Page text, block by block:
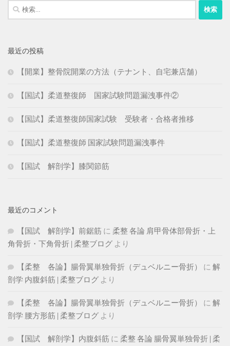
検
索:
最近の投稿
【開業】整骨院開業の方法（テナント、自宅兼店舗）
【国試】柔道整復師 国家試験問題漏洩事件②
【国試】柔道整復師国家試験 受験者・合格者推移
【国試】柔道整復師 国家試験問題漏洩事件
【国試 解剖学】膝関節筋
最近のコメント
【国試 解剖学】前鋸筋 に 柔整 各論 肩甲骨体部骨折・上
角骨折・下角骨折 | 柔整ブログ より
【柔整 各論】腸骨翼単独骨折（デュベルニー骨折） に 解
剖学 内腹斜筋 | 柔整ブログ より
【柔整 各論】腸骨翼単独骨折（デュベルニー骨折） に 解
剖学 腰方形筋 | 柔整ブログ より
【国試 解剖学】内腹斜筋 に 柔整 各論 腸骨翼単独骨折 | 柔